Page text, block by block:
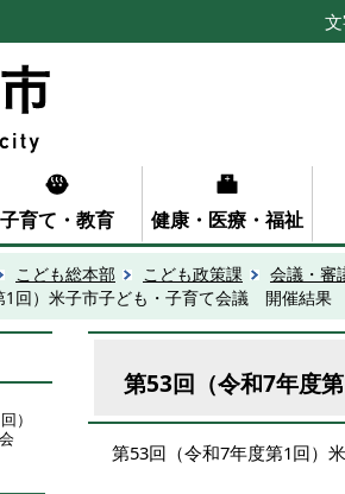
子育て・教育 健康・医療・福祉
こども総本部 こども政策課 会議・審
1回）米子市子ども・子育て会議 開催結果
）
第53回（令和7年度
第53回（令和7年度第1回）